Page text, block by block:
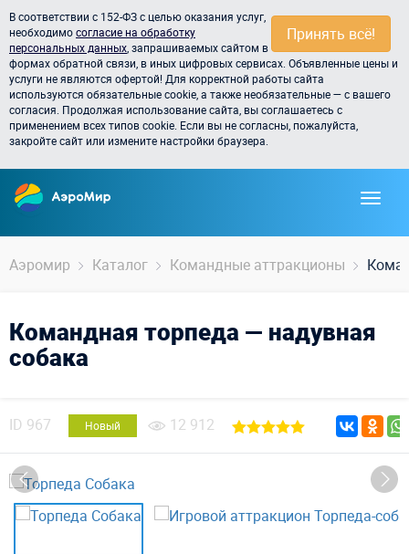
Принять всё!
В соответствии с 152-ФЗ с целью оказания услуг,
необходимосогласие на обработку
персональных данных , запрашиваемых сайтом в
формах обратной связи, в иных цифровых сервисах. Объявленные цены и
услуги не являются офертой! Для корректной работы сайта
используются обязательные cookie, а также необязательные — с вашего
согласия. Продолжая использование сайта, вы соглашаетесь с
применением всех типов cookie. Если вы не согласны, пожалуйста,
закройте сайт или измените настройки браузера.
Аэромир Каталог Командные аттракционы
Командная торпеда — надувная
собака
ID 967 Новый 12 912